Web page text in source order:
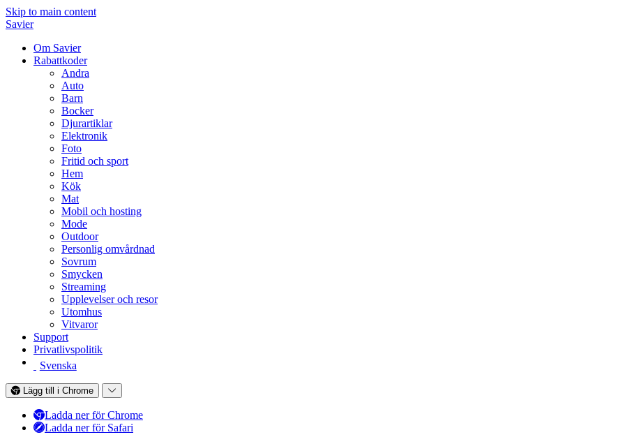
Skip to main content
Savier
Om Savier
Rabattkoder
Andra
Auto
Barn
Bocker
Djurartiklar
Elektronik
Foto
Fritid och sport
Hem
Kök
Mat
Mobil och hosting
Mode
Outdoor
Personlig omvårdnad
Sovrum
Smycken
Streaming
Upplevelser och resor
Utomhus
Vitvaror
Support
Privatlivspolitik
Svenska
Lägg till i Chrome
Ladda ner för Chrome
Ladda ner för Safari